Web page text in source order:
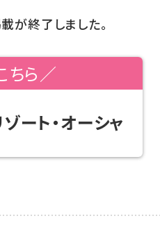
が終了しました。
ちら／
ート・オーシャ